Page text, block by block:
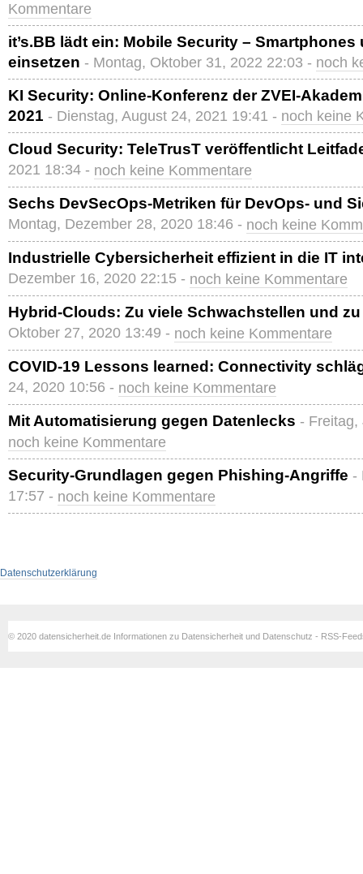
Kommentare
it’s.BB lädt ein: Mobile Security –
einsetzen - Montag, Oktober 31, 2022 22:03 - noch
KI Security: Online-Konferenz der ZVEI-
2021 - Dienstag, August 24, 2021 19:41 - noch keine
Cloud Security: TeleTrusT veröffentlicht
2021 18:34 - noch keine Kommentare
Sechs DevSecOps-Metriken für DevOps- und
Montag, Dezember 28, 2020 18:46 - noch keine
Industrielle Cybersicherheit effizient in die IT
Dezember 16, 2020 22:15 - noch keine Kommentare
Hybrid-Clouds: Zu viele Schwachstellen und
Oktober 27, 2020 13:49 - noch keine Kommentare
COVID-19 Lessons learned: Connectivity
24, 2020 10:56 - noch keine Kommentare
Mit Automatisierung gegen Datenlecks - Freitag,
noch keine Kommentare
Security-Grundlagen gegen Phishing-Angriffe -
17:57 - noch keine Kommentare
Datenschutzerklärung
© 2020 datensicherheit.de Informationen zu Datensicherheit und Datenschutz - RSS-